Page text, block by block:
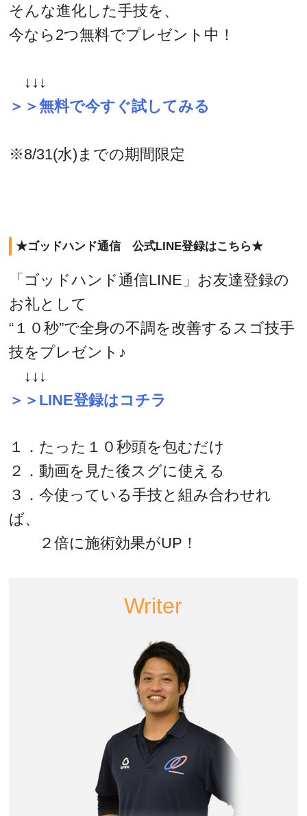
そんな進化した手技を、
今なら2つ無料でプレゼント中！
↓↓↓
＞＞無料で今すぐ試してみる
※8/31(水)までの期間限定
★ゴッドハンド通信 公式LINE登録はこちら★
「ゴッドハンド通信LINE」お友達登録の
お礼として
“１０秒”で全身の不調を改善するスゴ技手
技をプレゼント♪
↓↓↓
＞＞LINE登録はコチラ
１．たった１０秒頭を包むだけ
２．動画を見た後スグに使える
３．今使っている手技と組み合わせれ
ば、
２倍に施術効果がUP！
Writer